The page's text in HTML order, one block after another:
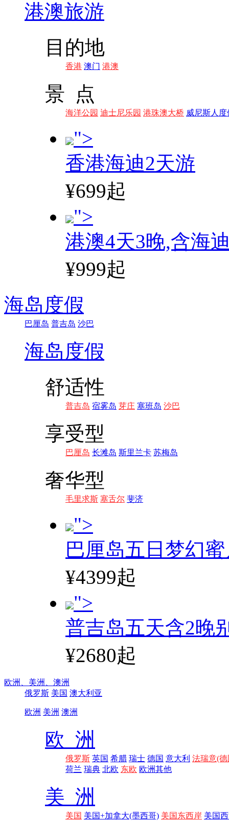
港澳旅游
目的地
香港 澳门 港澳
景 点
海洋公园 迪士尼乐园 港珠澳大桥 威尼斯人度
">
香港海迪2天游
¥699起
">
港澳4天3晚,含海
¥999起
海岛度假
巴厘岛 普吉岛 沙巴
海岛度假
舒适性
普吉岛 宿雾岛 芽庄 塞班岛 沙巴
享受型
巴厘岛 长滩岛 斯里兰卡 苏梅岛
奢华型
毛里求斯 塞舌尔 斐济
">
巴厘岛五日梦幻
¥4399起
">
普吉岛五天含2晚
¥2680起
欧洲、 美洲、 澳洲
俄罗斯 美国 澳大利亚
欧洲 美洲 澳洲
欧 洲
俄罗斯 英国 希腊 瑞士 德国 意大利 法瑞意(德
荷兰 瑞典 北欧 东欧 欧洲其他
美 洲
美国 美国+加拿大(墨西哥) 美国东西岸 美国